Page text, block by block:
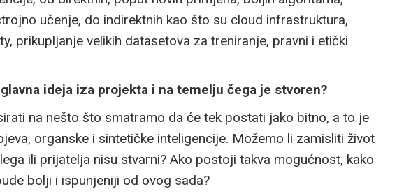
učenje, do indirektnih kao što su cloud infrastruktura,
prikupljanje velikih datasetova za treniranje, pravni i etički
ideja iza projekta i na temelju čega je stvoren?
na nešto što smatramo da će tek postati jako bitno, a to je
organske i sintetičke inteligencije. Možemo li zamisliti život
ili prijatelja nisu stvarni? Ako postoji takva mogućnost, kako
bolji i ispunjeniji od ovog sada?